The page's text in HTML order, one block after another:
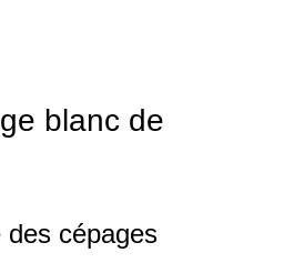
blanc de
des cépages